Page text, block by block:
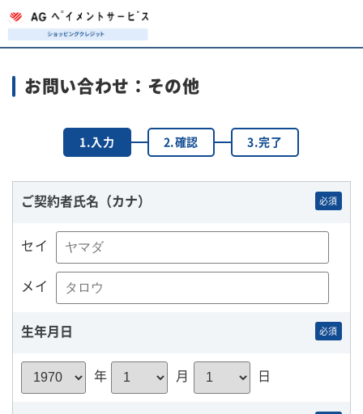
お問い合わせ：その他
1.入力 2.確認 3.完了
ご契約者氏名（カナ） 必須
セイ
メイ
生年月日 必須
年 月 日